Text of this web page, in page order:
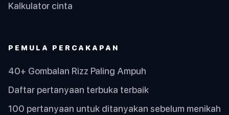
Kalkulator cinta
PEMULA PERCAKAPAN
40+ Gombalan Rizz Paling Ampuh
Daftar pertanyaan terbuka terbaik
100 pertanyaan untuk ditanyakan sebelum menikah